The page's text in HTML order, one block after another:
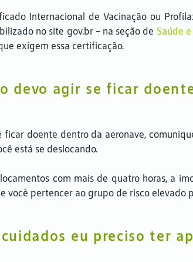
Internacional de Vacinação ou
no site gov.br - na seção de Saúde
exigem essa certificação.
devo agir se ficar
ficar doente dentro da aeronave,
está se deslocando.
com mais de quatro horas, a
você pertencer ao grupo de risco
eu preciso ter